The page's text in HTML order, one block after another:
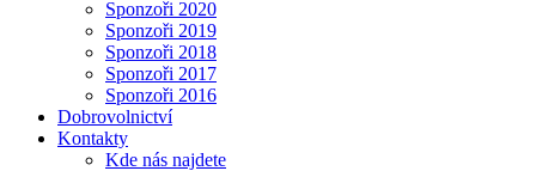
Sponzoři 2020
Sponzoři 2019
Sponzoři 2018
Sponzoři 2017
Sponzoři 2016
Dobrovolnictví
Kontakty
Kde nás najdete